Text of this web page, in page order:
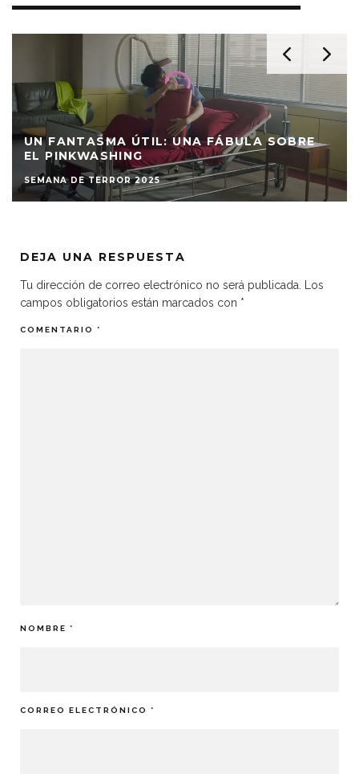
ELSE: ASMR INFECCIOSO O EL TRIUNFO DE
LA BIOLOGÍA
SEMANA DE TERROR 2024
DEJA UNA RESPUESTA
Tu dirección de correo electrónico no será publicada.
Los
campos obligatorios están marcados con *
COMENTARIO *
NOMBRE *
CORREO ELECTRÓNICO *